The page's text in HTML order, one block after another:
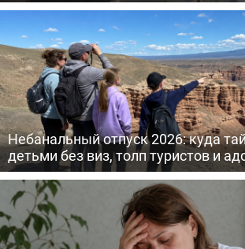
Небанальный отпуск 2026: куда
детьми без виз, толп туристов и